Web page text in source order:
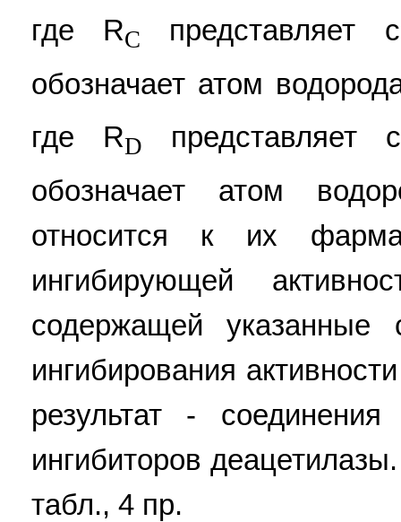
где RC
представляет
обозначает атом
где RD
представляет
обозначает атом
относится к их
ингибирующей
содержащей указанные
ингибирования
результат -
ингибиторов
табл., 4 пр.